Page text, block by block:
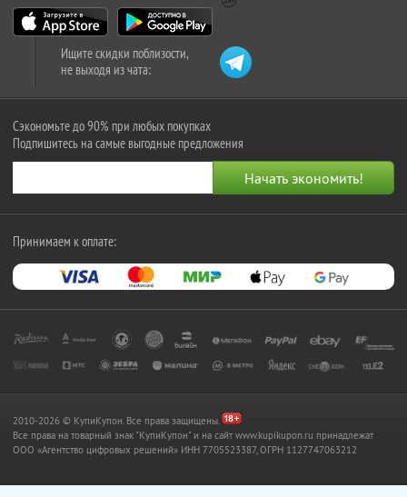
Ищите скидки поблизости,
не выходя из чата:
Сэкономьте до 90% при любых покупках
Подпишитесь на самые выгодные предложения
Принимаем к оплате:
2010-2026 © КупиКупон. Все права защищены.
Все права на товарный знак "КупиКупон" и на сайт www.kupikupon.ru принадлежат
OOO «Агентство цифровых решений» ИНН 7705523387, ОГРН 1127747063212